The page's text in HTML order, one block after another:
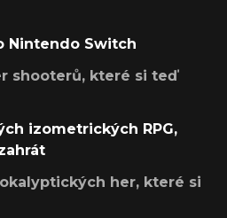
Nintendo Switch
shooterů, které si teď
izometrických RPG,
her, které si